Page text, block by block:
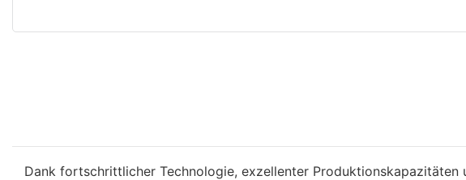
Dank fortschrittlicher Technologie, exzellenter